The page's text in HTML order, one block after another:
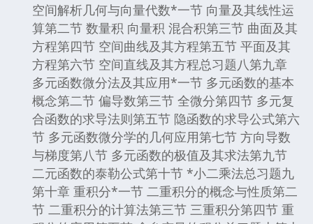
空间解析几何与向量代数*一节 向量及其线性运
算第二节 数量积 向量积 混合积第三节 曲面及其
方程第四节 空间曲线及其方程第五节 平面及其
方程第六节 空间直线及其方程总习题八第九章
多元函数微分法及其应用*一节 多元函数的基本
概念第二节 偏导数第三节 全微分第四节 多元复
合函数的求导法则第五节 隐函数的求导公式第六
节 多元函数微分学的几何应用第七节 方向导数
与梯度第八节 多元函数的极值及其求法第九节
二元函数的泰勒公式第十节 *小二乘法总习题九
第十章 重积分*一节 二重积分的概念与性质第二
节 二重积分的计算法第三节 三重积分第四节 重